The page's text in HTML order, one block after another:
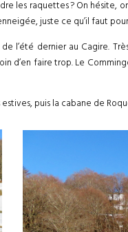
les raquettes ? On
juste ce qu’il faut
l’été dernier au Cagire.
d’en faire trop. Le
puis la cabane de